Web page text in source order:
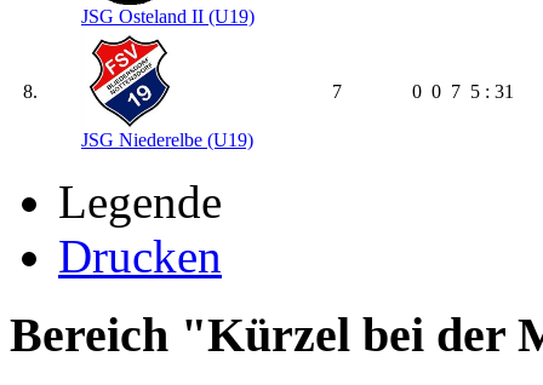
JSG Osteland II (U19)
8.
JSG Niederelbe (U19)
7 0 0 7 5 : 31
Legende
Drucken
Bereich "Kürzel bei der